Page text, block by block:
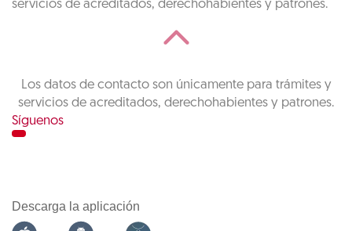
servicios de acreditados, derechohabientes y patrones.
Los datos de contacto son únicamente para trámites y
servicios de acreditados, derechohabientes y patrones.
Síguenos
Descarga la aplicación